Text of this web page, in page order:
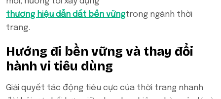
thương hiệu dẫn dắt bền vữngtrong ngành thời
trang.
Hướng đi bền vững và thay đổi
hành vi tiêu dùng
Giải quyết tác động tiêu cực của thời trang nhanh